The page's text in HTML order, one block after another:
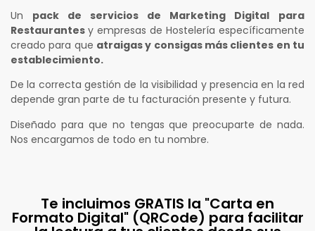
Un pack de servicios de Marketing Digital
para
Restaurantes y empresas de Hostelería específicamente
creado para que atraigas y consigas más clientes en tu
establecimiento.
De la correcta gestión de la visibilidad y presencia en la red
depende gran parte de tu facturación presente y futura.
Diseñado para que no tengas que preocuparte de nada.
Nos encargamos de todo en tu nombre.
Te incluimos GRATIS la "Carta en
Formato Digital" (QRCode) para facilitar